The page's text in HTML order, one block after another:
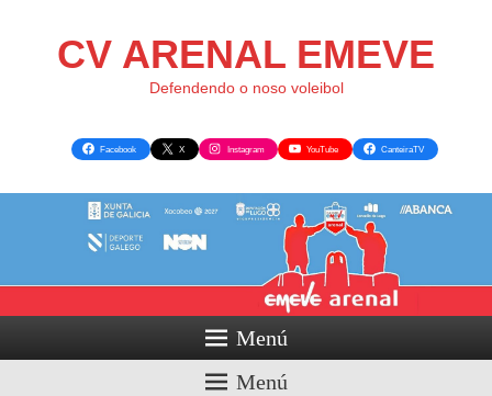
CV ARENAL EMEVE
Defendendo o noso voleibol
Facebook X Instagram YouTube CanteiraTV
Menú
Menú